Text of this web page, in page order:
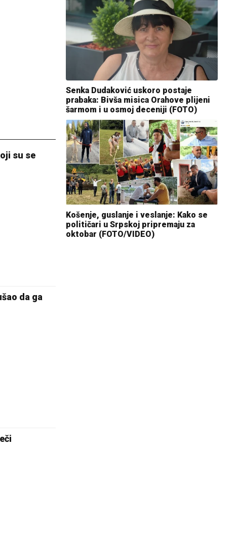
su se
da ga
Senka Dudaković uskoro postaje
prabaka: Bivša misica Orahove plijeni
šarmom i u osmoj deceniji (FOTO)
Košenje, guslanje i veslanje: Kako se
političari u Srpskoj pripremaju za
oktobar (FOTO/VIDEO)